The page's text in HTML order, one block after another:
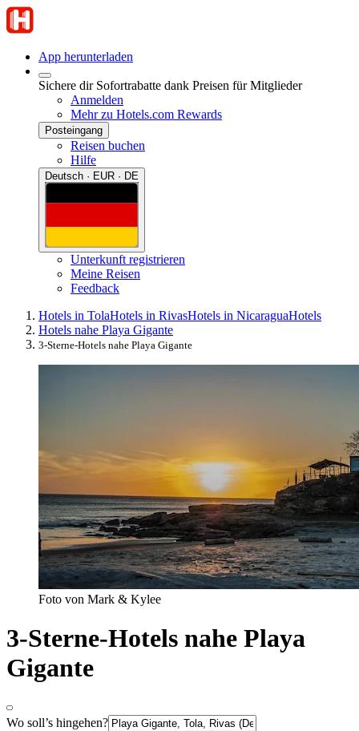
App herunterladen
Sichere dir Sofortrabatte dank Preisen für Mitglieder
Anmelden
Mehr zu Hotels.com Rewards
Posteingang
Reisen buchen
Hilfe
Deutsch · EUR · DE
Unterkunft registrieren
Meine Reisen
Feedback
Hotels in TolaHotels in RivasHotels in NicaraguaHotels
Hotels nahe Playa Gigante
3-Sterne-Hotels nahe Playa Gigante
Foto von Mark & Kylee
3-Sterne-Hotels nahe Playa
Gigante
Wo soll’s hingehen?